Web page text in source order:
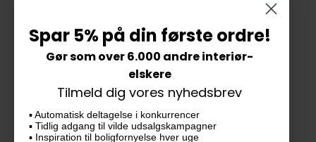
Vores butik
KAiKU ApS
Langdalsvej 46, bygning 7
8220 Brabrand
Spar 5% på din første ordre!
Gør som over 6.000 andre interiør-
elskere
Tilmeld dig vores nyhedsbrev
▪️ Automatisk deltagelse i konkurrencer
▪️ Tidlig adgang til vilde udsalgskampagner
▪️ Inspiration til boligfornyelse hver uge